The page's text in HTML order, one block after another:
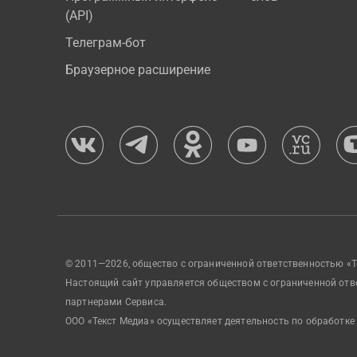
(API)
Телеграм-бот
Браузерное расширение
© 2011—2026, общество с ограниченной ответственностью
Настоящий сайт управляется обществом с ограниченной
партнерами Сервиса.
ООО «Текст Медиа» осуществляет деятельность по